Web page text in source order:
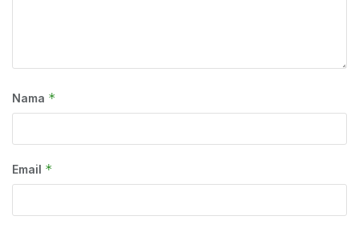
Nama *
Email *